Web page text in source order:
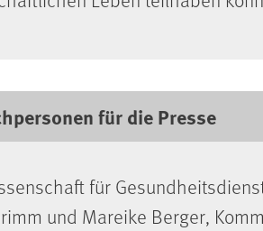
für die Presse
für
und Mareike Berger,